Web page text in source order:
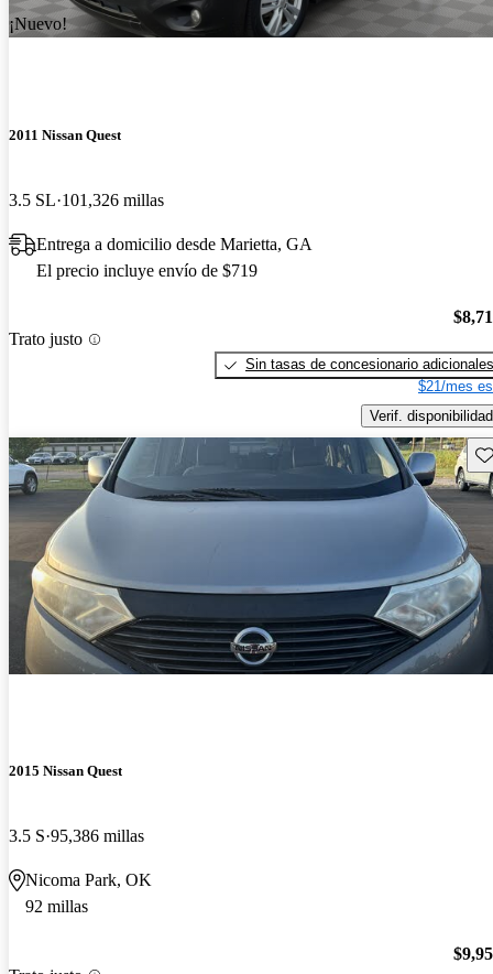
¡Nuevo!
2011 Nissan Quest
3.5 SL 101,326 millas
Entrega a domicilio desde Marietta, GA
El precio incluye envío de $719
Trato justo
Sin tasas de concesionario adicionales
$21/mes
Verif. disponibilidad
2015 Nissan Quest
3.5 S 95,386 millas
Nicoma Park, OK
92 millas